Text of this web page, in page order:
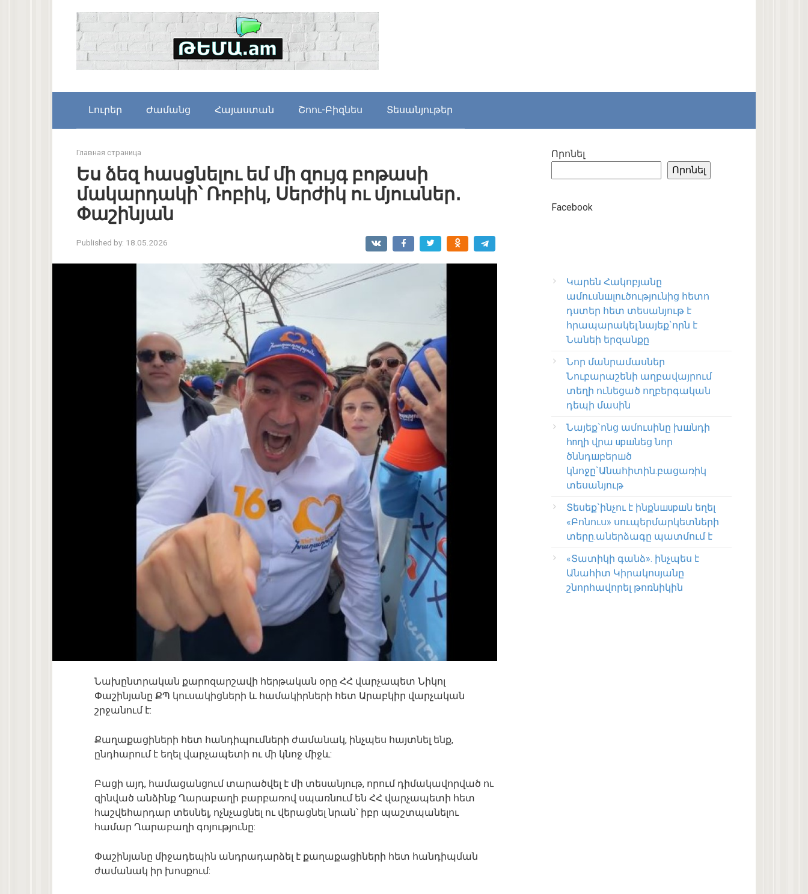
Լուրեր Ժամանց Հայաստան Շոու-Բիզնես Տեսանյութեր
Главная страница
Ես ձեզ հասցնելու եմ մի զույգ բոթասի
մակարդակի՝ Ռոբիկ, Սերժիկ ու մյուսներ․
Փաշինյան
Published by: 18.05.2026
Նախընտրական քարոզարշավի հերթական օրը ՀՀ վարչապետ Նիկոլ
Փաշինյանը ՔՊ կուսակիցների և համակիրների հետ Արաբկիր վարչական
շրջանում է:
Քաղաքացիների հետ հանդիպումների ժամանակ, ինչպես հայտնել ենք,
ընդհարում է եղել վարչապետի ու մի կնոջ միջև:
Բացի այդ, համացանցում տարածվել է մի տեսանյութ, որում դիմակավորված ու
զինված անձինք Ղարաբաղի բարբառով սպառնում են ՀՀ վարչապետի հետ
հաշվեհարդար տեսնել, ոչնչացնել ու վերացնել նրան՝ իբր պաշտպանելու
համար Ղարաբաղի գոյությունը:
Փաշինյանը միջադեպին անդրադարձել է քաղաքացիների հետ հանդիպման
ժամանակ իր խոսքում:
Որոնել
Որոնել
Facebook
Կարեն Հակոբյանը
ամուսնшլուծությունից հետո
դստեր հետ տեսանյութ է
հրապարակել.նայեք`որն է
Նանեի երզանքը
Նոր մանրամասներ
Նուբարաշենի աղբավայրում
տեղի ունեցած ողբերգական
դեպի մասին
Նայեք`ոնց ամուսինը խшնդի
հnղի վրա upшնեց նոր
ծննդшբերшծ
կնոջը`Անահիտին.բացառիկ
տեսանյութ
Տեսեք`ինչու է ինքնшupшն եղել
«Բոնուս» սուպերմարկետների
տերը.աներձագը պատմում է
«Տատիկի գանձ». ինչպես է
Անահիտ Կիրակոսյանը
շնորհավորել թոռնիկին